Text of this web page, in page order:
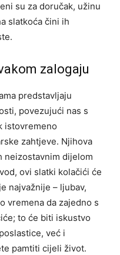
su za doručak, užinu
slatkoća čini ih
zalogaju
predstavljaju
povezujući nas s
istovremeno
zahtjeve. Njihova
neizostavnim dijelom
ovi slatki kolačići će
najvažnije – ljubav,
vremena da zajedno s
to će biti iskustvo
već i
pamtiti cijeli život.